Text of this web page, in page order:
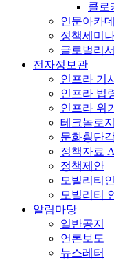
콜로
인문아카데
정책세미
글로벌리
전자정보관
인프라 기
인프라 법
인프라 위
테크놀로
문화횡단
정책자료
정책제안
모빌리티
모빌리티
알림마당
일반공지
언론보도
뉴스레터